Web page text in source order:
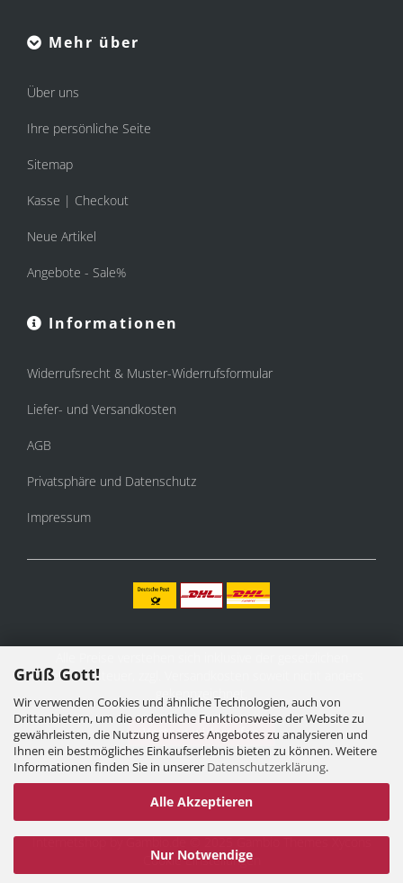
Grüß Gott!
Wir verwenden Cookies und ähnliche Technologien, auch von
Drittanbietern, um die ordentliche Funktionsweise der Website zu
gewährleisten, die Nutzung unseres Angebotes zu analysieren und
Ihnen ein bestmögliches Einkaufserlebnis bieten zu können. Weitere
Informationen finden Sie in unserer Datenschutzerklärung.
Alle Akzeptieren
Nur Notwendige
Mehr über
Über uns
Ihre persönliche Seite
Sitemap
Kasse | Checkout
Neue Artikel
Angebote - Sale%
Informationen
Widerrufsrecht & Muster-Widerrufsformular
Liefer- und Versandkosten
AGB
Privatsphäre und Datenschutz
Impressum
Mehrwertsteuer, zzgl.
gekennzeichnet.
Vertrag widerrufen
Internetshopby Gambio.de © 2025 Gambio ThemesXycons
Cookie Einstellungen